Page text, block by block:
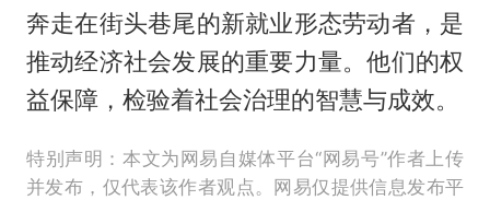
奔走在街头巷尾的新就业形态劳动者，是
推动经济社会发展的重要力量。他们的权
益保障，检验着社会治理的智慧与成效。
特别声明：本文为网易自媒体平台“网易号”作者上传
并发布，仅代表该作者观点。网易仅提供信息发布平